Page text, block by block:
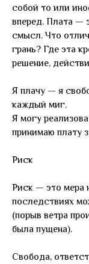
собой то или
вперед. Плата —
смысл. Что
грань? Где эта
решение,
Я плачу — я
каждый миг.
Я могу
принимаю плату
Риск
Риск — это мера
последствиях
(порыв ветра
была пущена).
Свобода,